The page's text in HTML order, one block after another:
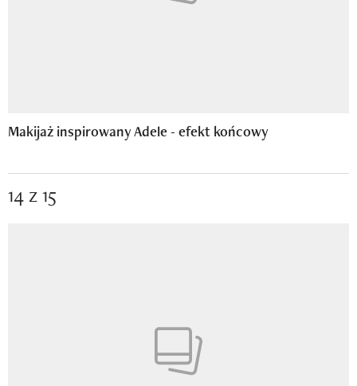
Makijaż inspirowany Adele - efekt końcowy
14 z 15